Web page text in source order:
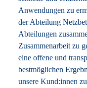
Anwendungen zu
der Abteilung
Abteilungen
Zusammenarbeit zu
eine offene und
bestmöglichen
unsere Kund:innen